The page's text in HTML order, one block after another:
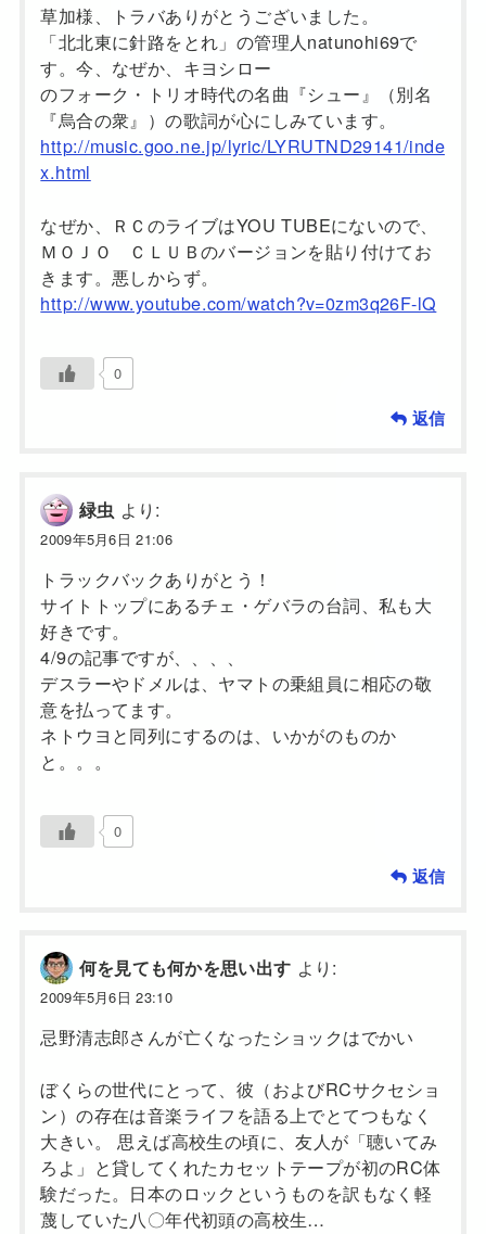
草加様、トラバありがとうございました。
「北北東に針路をとれ」の管理人natunohi69で
す。今、なぜか、キヨシロー
のフォーク・トリオ時代の名曲『シュー』（別名
『烏合の衆』）の歌詞が心にしみています。
http://music.goo.ne.jp/lyric/LYRUTND29141/inde
x.html
なぜか、ＲＣのライブはYOU TUBEにないので、
ＭＯＪＯ ＣＬＵＢのバージョンを貼り付けてお
きます。悪しからず。
http://www.youtube.com/watch?v=0zm3q26F-lQ
0
返信
緑虫 より:
2009年5月6日 21:06
トラックバックありがとう！
サイトトップにあるチェ・ゲバラの台詞、私も大
好きです。
4/9の記事ですが、、、、
デスラーやドメルは、ヤマトの乗組員に相応の敬
意を払ってます。
ネトウヨと同列にするのは、いかがのものか
と。。。
0
返信
何を見ても何かを思い出す より:
2009年5月6日 23:10
忌野清志郎さんが亡くなったショックはでかい
ぼくらの世代にとって、彼（およびRCサクセショ
ン）の存在は音楽ライフを語る上でとてつもなく
大きい。 思えば高校生の頃に、友人が「聴いてみ
ろよ」と貸してくれたカセットテープが初のRC体
験だった。日本のロックというものを訳もなく軽
蔑していた八〇年代初頭の高校生…